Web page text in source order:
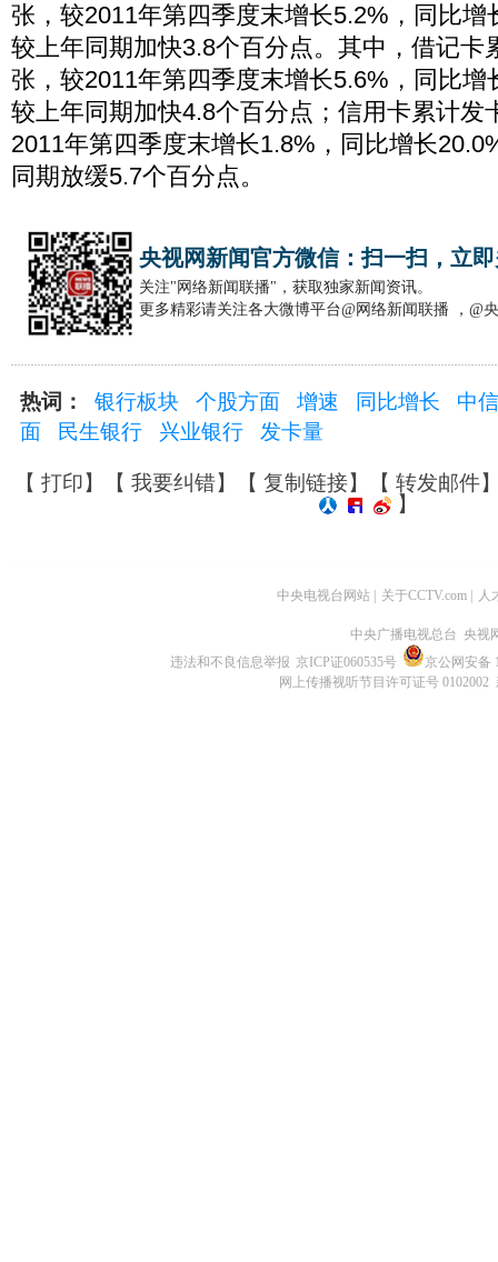
张，较2011年第四季度末增长5.2%，同比增
较上年同期加快3.8个百分点。其中，借记卡
张，较2011年第四季度末增长5.6%，同比增
较上年同期加快4.8个百分点；信用卡累计发
2011年第四季度末增长1.8%，同比增长
同期放缓5.7个百分点。
央视网新闻官方微信：扫一扫，立
关注"网络新闻联播"，获取独家新闻资讯。
更多精彩请关注各大微博平台@网络新闻联播 ，@
热词： 银行板块 个股方面 增速 同比增长
中
面
民生银行 兴业银行 发卡量
【 打印】【 我要纠错】【 复制链接】【 转发邮件
】
中央电视台网站 关于CCTV.com 人
中央广播电视总台 央视
违法和不良信息举报 京ICP证060535号
京公网安备
网上传播视听节目许可证号 0102002